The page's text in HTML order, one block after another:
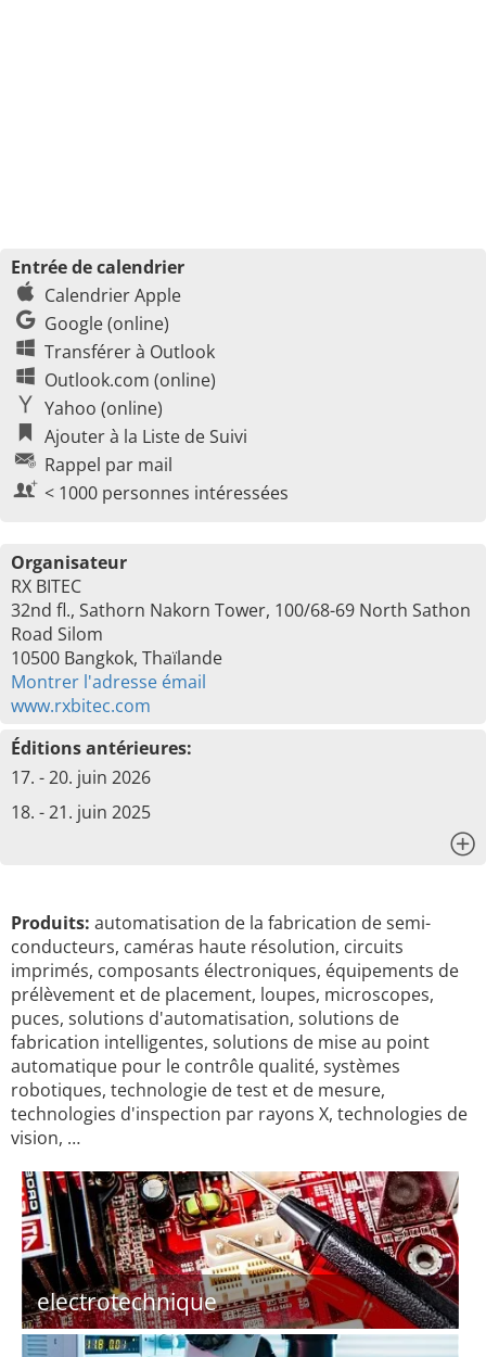
Entrée de calendrier
Calendrier Apple
Google (online)
Transférer à Outlook
Outlook.com (online)
Yahoo (online)
Ajouter à la Liste de Suivi
Rappel par mail
< 1000 personnes intéressées
Organisateur
RX BITEC
32nd fl., Sathorn Nakorn Tower, 100/68-69 North Sathon
Road Silom
10500 Bangkok, Thaïlande
Montrer l'adresse émail
www.rxbitec.com
Éditions antérieures:
17. - 20. juin 2026
18. - 21. juin 2025
Produits: automatisation de la fabrication de semi-
conducteurs, caméras haute résolution, circuits
imprimés, composants électroniques, équipements de
prélèvement et de placement, loupes, microscopes,
puces, solutions d'automatisation, solutions de
fabrication intelligentes, solutions de mise au point
automatique pour le contrôle qualité, systèmes
robotiques, technologie de test et de mesure,
technologies d'inspection par rayons X, technologies de
vision, …
electrotechnique